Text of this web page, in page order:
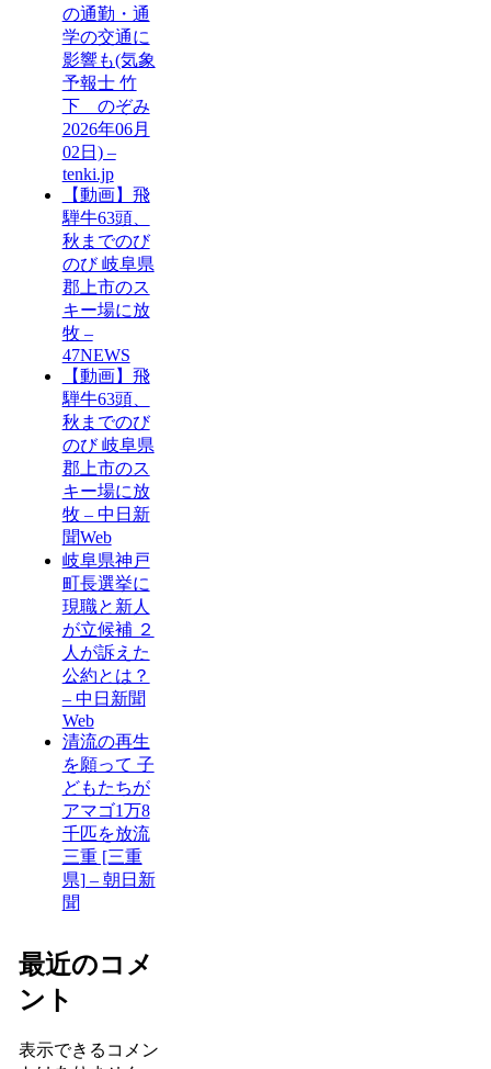
の通勤・通
学の交通に
影響も(気象
予報士 竹
下 のぞみ
2026年06月
02日) –
tenki.jp
【動画】飛
騨牛63頭、
秋までのび
のび 岐阜県
郡上市のス
キー場に放
牧 –
47NEWS
【動画】飛
騨牛63頭、
秋までのび
のび 岐阜県
郡上市のス
キー場に放
牧 – 中日新
聞Web
岐阜県神戸
町長選挙に
現職と新人
が立候補 ２
人が訴えた
公約とは？
– 中日新聞
Web
清流の再生
を願って 子
どもたちが
アマゴ1万8
千匹を放流
三重 [三重
県] – 朝日新
聞
最近のコメ
ント
表示できるコメン